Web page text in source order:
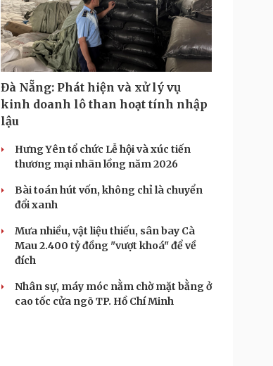
Đà Nẵng: Phát hiện và xử lý vụ
kinh doanh lô than hoạt tính nhập
lậu
Hưng Yên tổ chức Lễ hội và xúc tiến
thương mại nhãn lồng năm 2026
Bài toán hút vốn, không chỉ là chuyển
đổi xanh
Mưa nhiều, vật liệu thiếu, sân bay Cà
Mau 2.400 tỷ đồng "vượt khoá" để về
đích
Nhân sự, máy móc nằm chờ mặt bằng ở
cao tốc cửa ngõ TP. Hồ Chí Minh